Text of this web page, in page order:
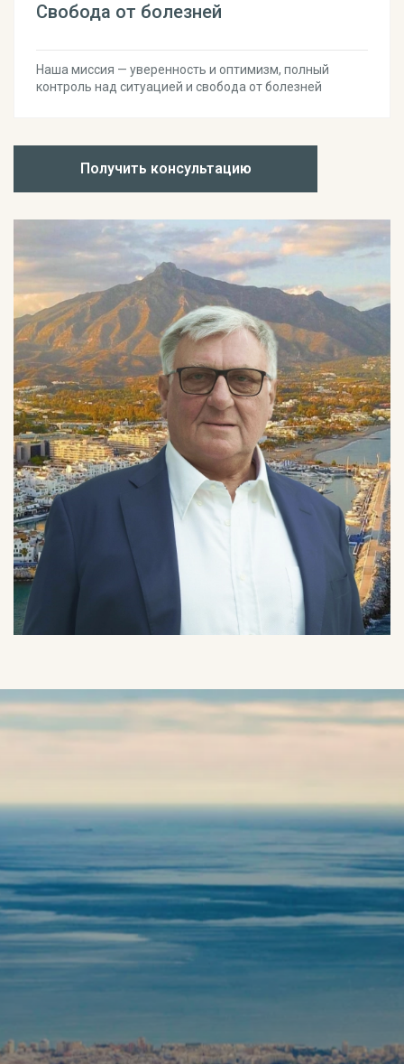
Свобода от болезней
Наша миссия — уверенность и оптимизм, полный
контроль над ситуацией и свобода от болезней
Получить консультацию